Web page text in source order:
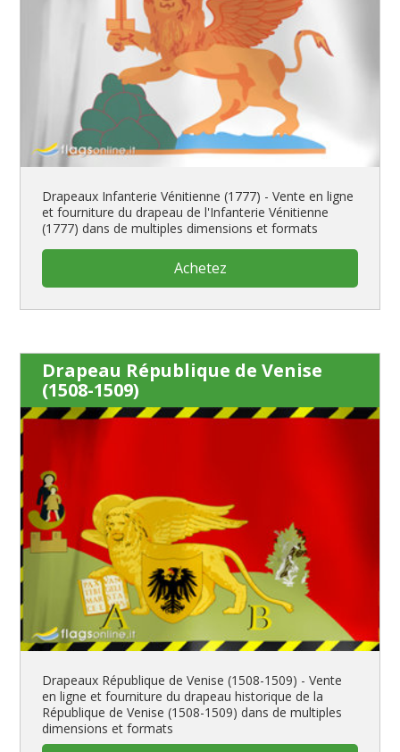
Drapeaux Infanterie Vénitienne (1777) - Vente en ligne
et fourniture du drapeau de l'Infanterie Vénitienne
(1777) dans de multiples dimensions et formats
Achetez
Drapeau République de Venise
(1508-1509)
Drapeaux République de Venise (1508-1509) - Vente
en ligne et fourniture du drapeau historique de la
République de Venise (1508-1509) dans de multiples
dimensions et formats